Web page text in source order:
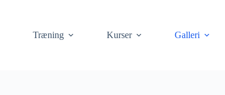
Træning Kurser Galleri